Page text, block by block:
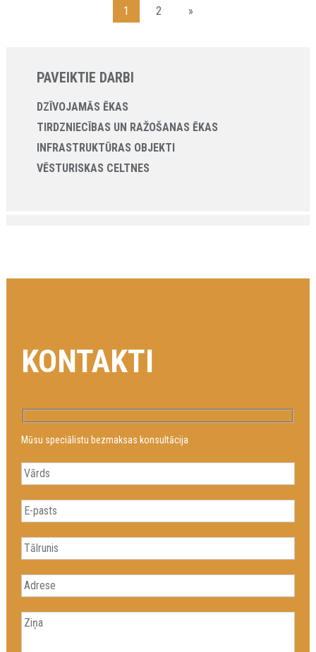
1 2 »
PAVEIKTIE DARBI
DZĪVOJAMĀS ĒKAS
TIRDZNIECĪBAS UN RAŽOŠANAS ĒKAS
INFRASTRUKTŪRAS OBJEKTI
VĒSTURISKAS CELTNES
KONTAKTI
Mūsu speciālistu bezmaksas konsultācija